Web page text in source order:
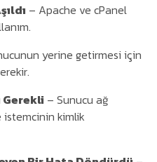
– Apache ve cPanel
yerine getirmesi için
Gerekli – Sunucu ağ
kimlik